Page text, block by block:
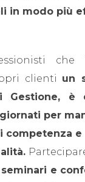
in modo più
che
clienti un
Gestione, è
per
competenza
e